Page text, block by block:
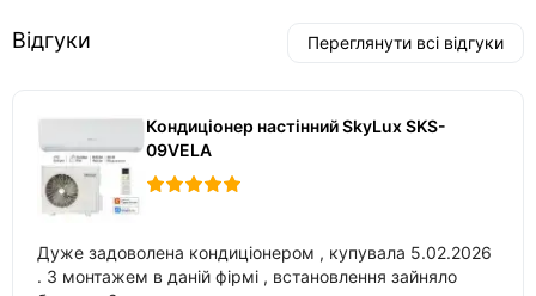
Відгуки Переглянути всі відгуки
Кондиціонер настінний SkyLux SKS-
09VELA
Дуже задоволена кондиціонером , купувала 5.02.2026
. З монтажем в даній фірмі , встановлення зайняло